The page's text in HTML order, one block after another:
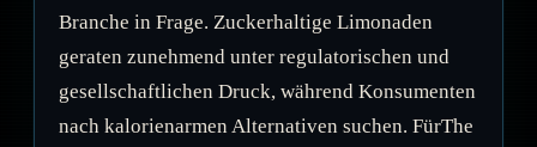
Branche in Frage. Zuckerhaltige Limonaden
geraten zunehmend unter regulatorischen und
gesellschaftlichen Druck, während Konsumenten
nach kalorienarmen Alternativen suchen. FürThe